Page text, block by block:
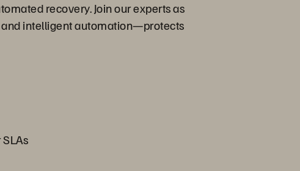
recovery. Join our experts as
intelligent automation—protects